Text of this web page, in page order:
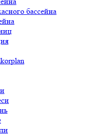
бассейна